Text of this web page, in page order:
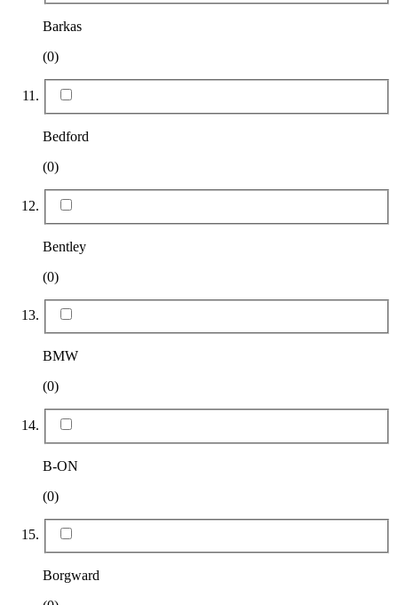
Barkas
(0)
Bedford
(0)
Bentley
(0)
BMW
(0)
B-ON
(0)
Borgward